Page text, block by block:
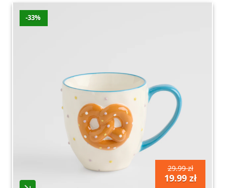
-33%
29.99 zł
19.99 zł